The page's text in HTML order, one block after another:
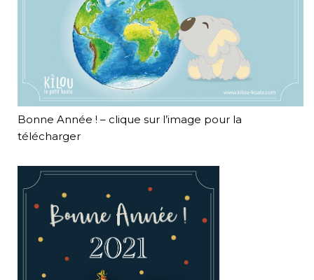
Bonne Année ! – clique sur l’image pour la
télécharger